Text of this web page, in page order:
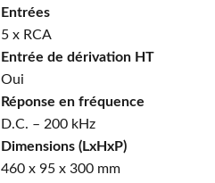
Entrées
5 x RCA
Entrée de dérivation HT
Oui
Réponse en fréquence
D.C. – 200 kHz
Dimensions (LxHxP)
460 x 95 x 300 mm